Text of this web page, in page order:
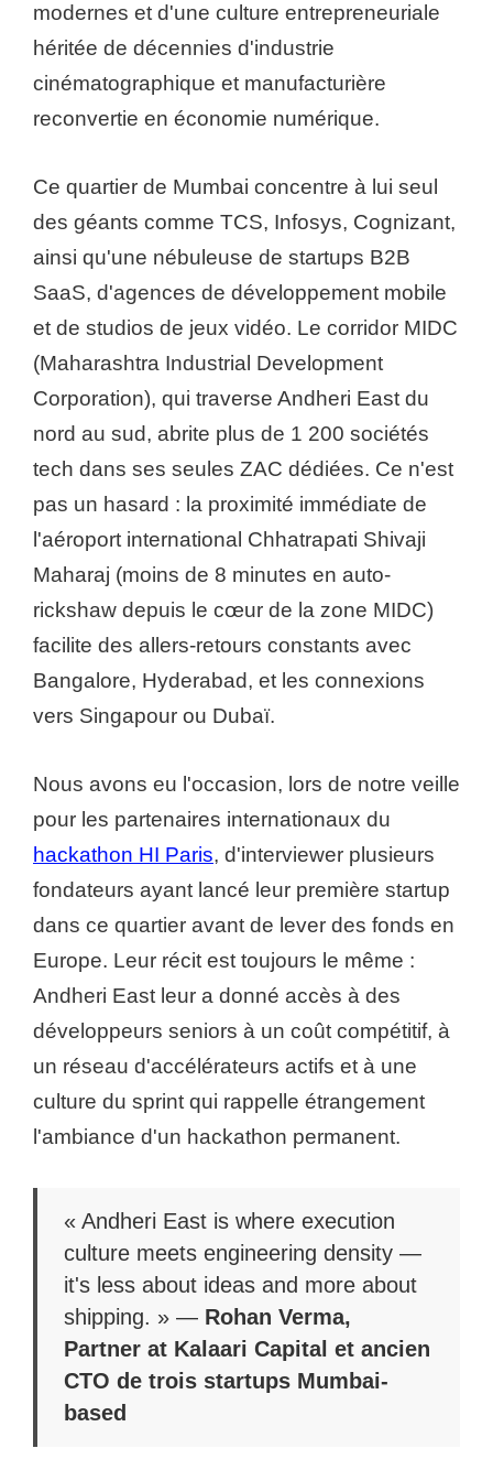
modernes et d'une culture entrepreneuriale
héritée de décennies d'industrie
cinématographique et manufacturière
reconvertie en économie numérique.
Ce quartier de Mumbai concentre à lui seul
des géants comme TCS, Infosys, Cognizant,
ainsi qu'une nébuleuse de startups B2B
SaaS, d'agences de développement mobile
et de studios de jeux vidéo. Le corridor MIDC
(Maharashtra Industrial Development
Corporation), qui traverse Andheri East du
nord au sud, abrite plus de 1 200 sociétés
tech dans ses seules ZAC dédiées. Ce n'est
pas un hasard : la proximité immédiate de
l'aéroport international Chhatrapati Shivaji
Maharaj (moins de 8 minutes en auto-
rickshaw depuis le cœur de la zone MIDC)
facilite des allers-retours constants avec
Bangalore, Hyderabad, et les connexions
vers Singapour ou Dubaï.
Nous avons eu l'occasion, lors de notre veille
pour les partenaires internationaux du
hackathon HI Paris, d'interviewer plusieurs
fondateurs ayant lancé leur première startup
dans ce quartier avant de lever des fonds en
Europe. Leur récit est toujours le même :
Andheri East leur a donné accès à des
développeurs seniors à un coût compétitif, à
un réseau d'accélérateurs actifs et à une
culture du sprint qui rappelle étrangement
l'ambiance d'un hackathon permanent.
« Andheri East is where execution
culture meets engineering density —
it's less about ideas and more about
shipping. » — Rohan Verma,
Partner at Kalaari Capital et ancien
CTO de trois startups Mumbai-
based